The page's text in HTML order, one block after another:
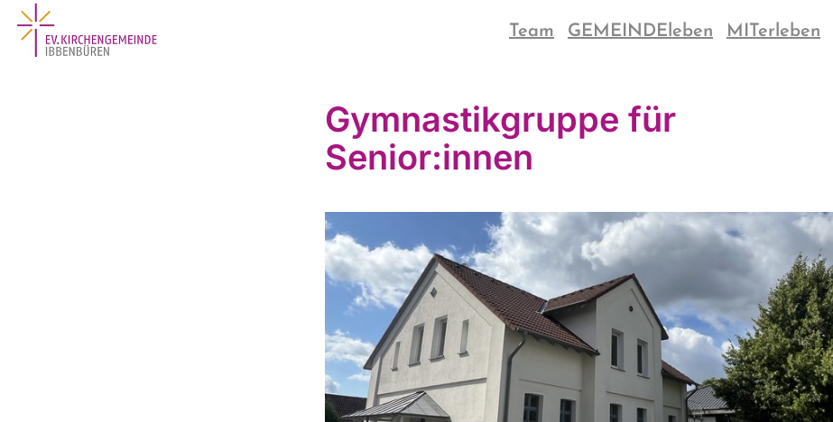
Team GEMEINDEleben MITerleben
Gymnastikgruppe für
Senior:innen